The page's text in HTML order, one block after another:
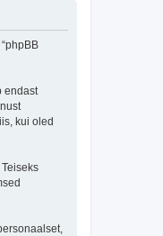
endast
kui oled